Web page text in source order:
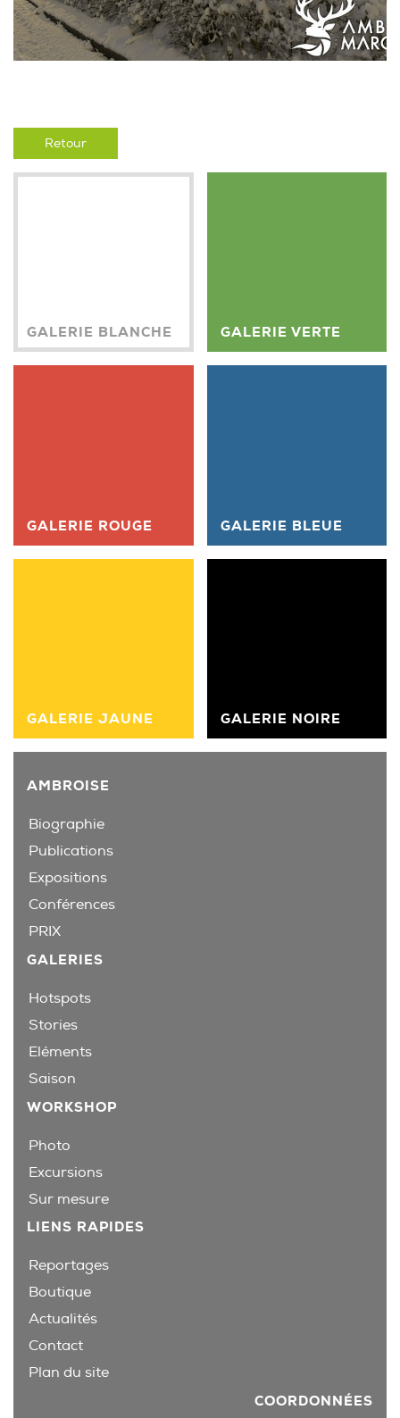
Retour
GALERIE BLANCHE GALERIE VERTE
GALERIE ROUGE GALERIE BLEUE
GALERIE JAUNE GALERIE NOIRE
AMBROISE
Biographie
Publications
Expositions
Conférences
PRIX
GALERIES
Hotspots
Stories
Eléments
Saison
WORKSHOP
Photo
Excursions
Sur mesure
LIENS RAPIDES
Reportages
Boutique
Actualités
Contact
Plan du site
COORDONNÉES